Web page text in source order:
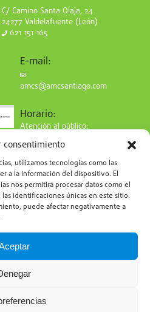
consentimiento
utilizamos tecnologías como las
a la información del dispositivo. El
nos permitirá procesar datos como el
identificaciones únicas en este sitio.
puede afectar negativamente a
C/ Camino Santa Olaja, 24
24277 Valdelafuente (León)
621 151 165
E-mail:
amcs@amcsantiago.com
Horario:
Atención al público:
de 9 a 15h